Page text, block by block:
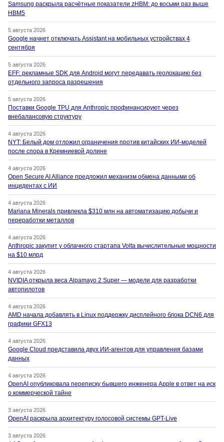
Samsung раскрыла расчётные показатели zHBM: до восьми раз выше
HBM5
5 августа 2026
Google начнет отключать Assistant на мобильных устройствах 4
сентября
5 августа 2026
EFF: рекламные SDK для Android могут передавать геолокацию без
отдельного запроса разрешения
5 августа 2026
Поставки Google TPU для Anthropic профинансируют через
внебалансовую структуру
4 августа 2026
NYT: Белый дом отложил ограничения против китайских ИИ-моделей
после спора в Кремниевой долине
4 августа 2026
Open Secure AI Alliance предложил механизм обмена данными об
инцидентах с ИИ
4 августа 2026
Mariana Minerals привлекла $310 млн на автоматизацию добычи и
переработки металлов
4 августа 2026
Anthropic закупит у облачного стартапа Volta вычислительные мощности
на $10 млрд
4 августа 2026
NVIDIA открыла веса Alpamayo 2 Super — модели для разработки
автопилотов
4 августа 2026
AMD начала добавлять в Linux поддержку дисплейного блока DCN6 для
графики GFX13
4 августа 2026
Google Cloud представила двух ИИ-агентов для управления базами
данных
4 августа 2026
OpenAI опубликовала переписку бывшего инженера Apple в ответ на иск
о коммерческой тайне
3 августа 2026
OpenAI раскрыла архитектуру голосовой системы GPT-Live
3 августа 2026